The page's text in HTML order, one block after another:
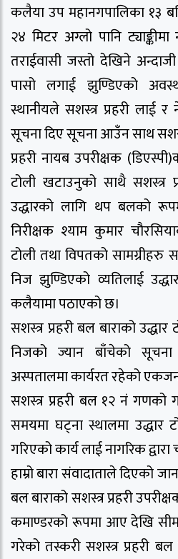
कलैया उप महानगपालिका १३
२४ मिटर अग्लो पानि
तराईवासी जस्तो देखिने
पासो लगाई झुण्डिएको
स्थानीयले सशस्त्र प्रहरी लाई
सूचना दिए सूचना आउँन साथ
प्रहरी नायब उपरीक्षक
टोली खटाउनुको साथै सशस्त्र
उद्धारको लागि थप बलको
निरीक्षक श्याम कुमार
टोली तथा विपतको सामग्रीहरु
निज झुण्डिएको व्यतिलाई
कलैयामा पठाएको छ।
सशस्त्र प्रहरी बल बाराको
निजको ज्यान बाँचेको
अस्पतालमा कार्यरत रहेको
सशस्त्र प्रहरी बल १२ नं गणको
समयमा घट्ना स्थालमा उद्धार
गरिएको कार्य लाई नागरिक
हाम्रो बारा संवादाताले दिएको
बल बाराको सशस्त्र प्रहरी
कमाण्डरको रूपमा आए देखि
गरेको तस्करी सशस्त्र प्रहरी